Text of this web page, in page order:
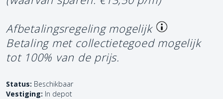
Afbetalingsregeling mogelijk
Betaling met collectietegoed mogelijk
tot 100% van de prijs.
Status: Beschikbaar
Vestiging: In depot